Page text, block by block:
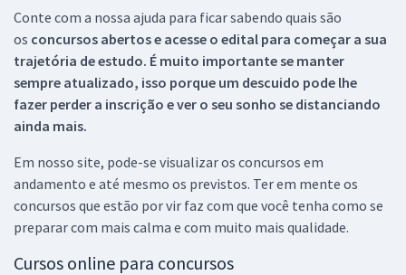
Conte com a nossa ajuda para ficar sabendo quais são
os concursos abertos e acesse o edital para começar a sua
trajetória de estudo. É muito importante se manter
sempre atualizado, isso porque um descuido pode lhe
fazer perder a inscrição e ver o seu sonho se distanciando
ainda mais.
Em nosso site, pode-se visualizar os concursos em
andamento e até mesmo os previstos. Ter em mente os
concursos que estão por vir faz com que você tenha como se
preparar com mais calma e com muito mais qualidade.
Cursos online para concursos